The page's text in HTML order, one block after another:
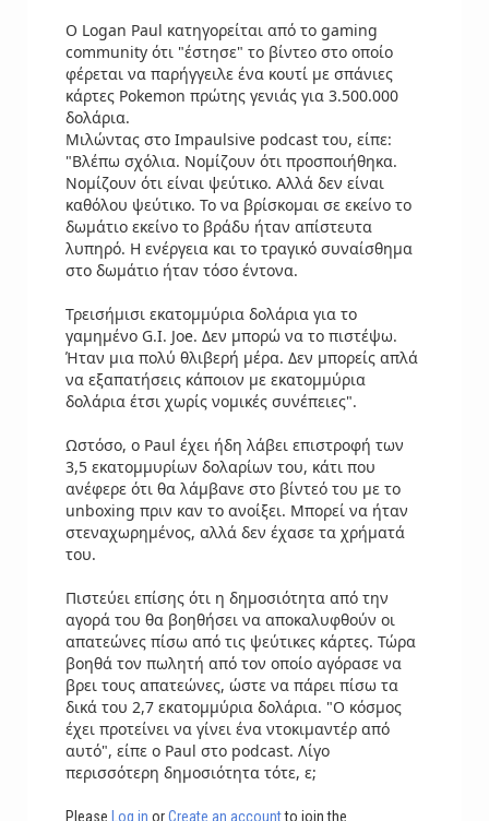
Ο Logan Paul κατηγορείται από το gaming
community ότι "έστησε" το βίντεο στο οποίο
φέρεται να παρήγγειλε ένα κουτί με σπάνιες
κάρτες Pokemon πρώτης γενιάς για 3.500.000
δολάρια.
Μιλώντας στο Impaulsive podcast του, είπε:
"Βλέπω σχόλια. Νομίζουν ότι προσποιήθηκα.
Νομίζουν ότι είναι ψεύτικο. Αλλά δεν είναι
καθόλου ψεύτικο. Το να βρίσκομαι σε εκείνο το
δωμάτιο εκείνο το βράδυ ήταν απίστευτα
λυπηρό. Η ενέργεια και το τραγικό συναίσθημα
στο δωμάτιο ήταν τόσο έντονα.
Τρεισήμισι εκατομμύρια δολάρια για το
γαμημένο G.I. Joe. Δεν μπορώ να το πιστέψω.
Ήταν μια πολύ θλιβερή μέρα. Δεν μπορείς απλά
να εξαπατήσεις κάποιον με εκατομμύρια
δολάρια έτσι χωρίς νομικές συνέπειες".
Ωστόσο, ο Paul έχει ήδη λάβει επιστροφή των
3,5 εκατομμυρίων δολαρίων του, κάτι που
ανέφερε ότι θα λάμβανε στο βίντεό του με το
unboxing πριν καν το ανοίξει. Μπορεί να ήταν
στεναχωρημένος, αλλά δεν έχασε τα χρήματά
του.
Πιστεύει επίσης ότι η δημοσιότητα από την
αγορά του θα βοηθήσει να αποκαλυφθούν οι
απατεώνες πίσω από τις ψεύτικες κάρτες. Τώρα
βοηθά τον πωλητή από τον οποίο αγόρασε να
βρει τους απατεώνες, ώστε να πάρει πίσω τα
δικά του 2,7 εκατομμύρια δολάρια. "Ο κόσμος
έχει προτείνει να γίνει ένα ντοκιμαντέρ από
αυτό", είπε ο Paul στο podcast. Λίγο
περισσότερη δημοσιότητα τότε, ε;
Please Log in orCreate an accountto join the